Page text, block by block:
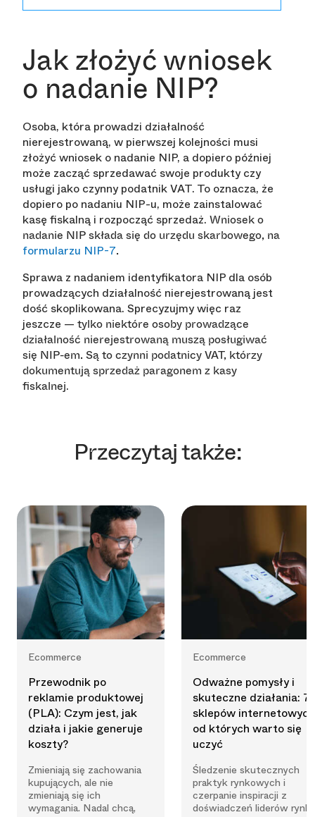
Jak złożyć wniosek
o nadanie NIP?
Osoba, która prowadzi działalność
nierejestrowaną, w pierwszej kolejności musi
złożyć wniosek o nadanie NIP, a dopiero później
może zacząć sprzedawać swoje produkty czy
usługi jako czynny podatnik VAT. To oznacza, że
dopiero po nadaniu NIP-u, może zainstalować
kasę fiskalną i rozpocząć sprzedaż. Wniosek o
nadanie NIP składa się do urzędu skarbowego, na
formularzu NIP-7.
Sprawa z nadaniem identyfikatora NIP dla osób
prowadzących działalność nierejestrowaną jest
dość skoplikowana. Sprecyzujmy więc raz
jeszcze — tylko niektóre osoby prowadzące
działalność nierejestrowaną muszą posługiwać
się NIP-em. Są to czynni podatnicy VAT, którzy
dokumentują sprzedaż paragonem z kasy
fiskalnej.
Przeczytaj także:
Ecommerce
Przewodnik po
reklamie produktowej
(PLA): Czym jest, jak
działa i jakie generuje
koszty?
Zmieniają się zachowania
kupujących, ale nie
zmieniają się ich
wymagania. Nadal chcą,
Ecommerce
Odważne pomysły i
skuteczne działania: 7
sklepów
od których warto się
uczyć
Śledzenie skutecznych
praktyk rynkowych i
czerpanie inspiracji z
doświadczeń liderów